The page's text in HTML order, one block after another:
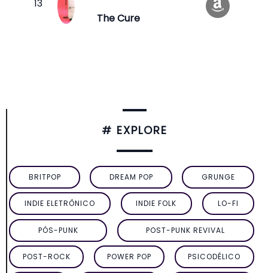
The Cure
# EXPLORE
BRITPOP DREAM POP GRUNGE
INDIE ELETRÔNICO INDIE FOLK LO-FI
PÓS-PUNK POST-PUNK REVIVAL
POST-ROCK POWER POP PSICODÉLICO